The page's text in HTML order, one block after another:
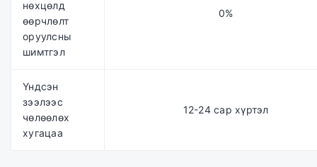
нөхцөлд
өөрчлөлт
оруулсны
шимтгэл
0%
Үндсэн
зээлээс
чөлөөлөх
хугацаа
12-24 сар хүртэл